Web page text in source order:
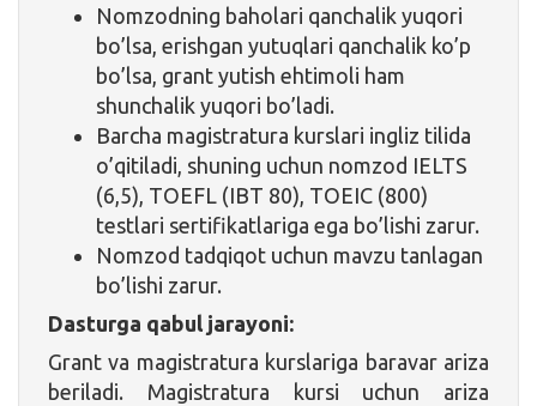
Nomzodning baholari qanchalik yuqori
bo’lsa, erishgan yutuqlari qanchalik ko’p
bo’lsa, grant yutish ehtimoli ham
shunchalik yuqori bo’ladi.
Barcha magistratura kurslari ingliz tilida
o’qitiladi, shuning uchun nomzod IELTS
(6,5), TOEFL (IBT 80), TOEIC (800)
testlari sertifikatlariga ega bo’lishi zarur.
Nomzod tadqiqot uchun mavzu tanlagan
bo’lishi zarur.
Dasturga qabul jarayoni:
Grant va magistratura kurslariga baravar ariza
beriladi. Magistratura kursi uchun ariza